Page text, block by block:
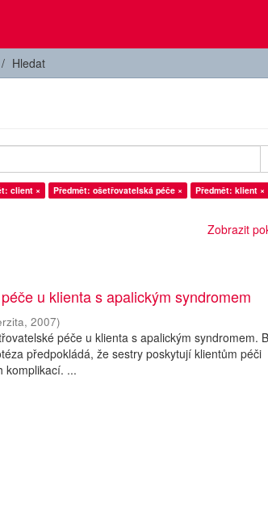
Hledat
client × Předmět: ošetřovatelská péče ×
Předmět: klient ×
Zobrazit
u klienta s apalickým syndromem
,2007)
péče u klienta s apalickým syndromem.
předpokládá, že sestry poskytují klientům péči
komplikací. ...